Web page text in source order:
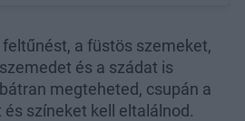
a füstös szemeket,
és a szádat is
megteheted, csupán a
színeket kell eltalálnod.